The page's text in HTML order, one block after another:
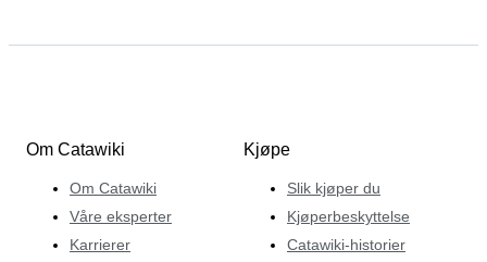
Om Catawiki
Om Catawiki
Våre eksperter
Karrierer
Kjøpe
Slik kjøper du
Kjøperbeskyttelse
Catawiki-historier